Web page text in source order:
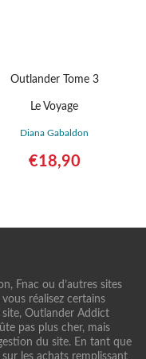
Outlander Tome 3
Le Voyage
Diana Gabaldon
€18,90
Fnac ou d’autres sites
réalisez certains
Outlander Addict
pas plus cher, mais
du site. En tant que
les achats remplissant